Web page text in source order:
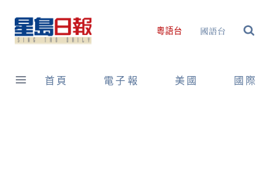
content
粵語台 國語台
首頁 電子報 美國 國際